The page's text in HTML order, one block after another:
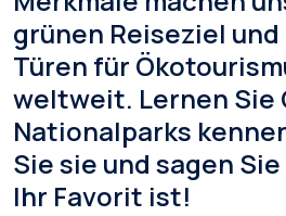
grünen Reiseziel
Türen für
weltweit. Lernen Sie
Nationalparks
Sie sie und sagen
Ihr Favorit ist!